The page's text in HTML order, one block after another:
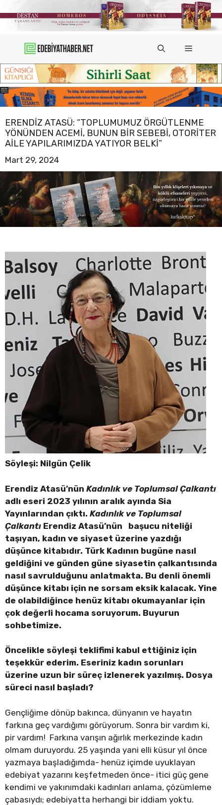
atla
Menü
ERENDIZ ATASÜ: “TOPLUMUMUZ ÖRGÜTLENME
YÖNÜNDEN ACEMI, BUNUN BIR SEBEBI, OTORITER
AILE YAPILARIMIZDA YATIYOR BELKI”
Mart 29, 2024
Söyleşi: Nilgün Çelik
Erendiz Atasü’nün Kadınlık ve Toplumsal Çalkantı
adlı eseri 2023 yılının aralık ayında Sia
Yayınlarından çıktı. Kadınlık ve Toplumsal
Çalkantı Erendiz Atasü’nün başucu niteliği
taşıyan, kadın ve siyaset üzerine yazdığı
düşünce kitabıdır. Türk Kadının bugüne nasıl
geldiğini ve günden güne siyasetin çalkantısında
nasıl savrulduğunu anlatmakta. Bu denli önemli
düşünce kitabı için ne sorsam eksik kalacak. Yine
de olabildiğince henüz kitabı okumayanlar için
çok değerli hocama soruyorum. Buyurun
sohbetimize.
Öncelikle söyleşi teklifimi kabul ettiğiniz için
teşekkür ederim. Eseriniz kadın sorunları
üzerine uzun bir süreç izlenerek yazılmış. Dosya
süreci nasıl başladı?
Gençliğime dönüp bakınca, dünyanın ve hayatın
farkına geç vardığımı görüyorum. Sonra bir vardım ki,
pir vardım! Farkına varışın ağırlık merkezinde kadın
olmam duruyordu. 25 yaşında yani elli küsur yıl önce
yazmaya başladığımda- henüz içimde uyuklayan
edebiyat yazarını keşfetmeden önce- itici güç gene
kendimi ve yakınımdaki kadınları anlama, çözümleme
çabasıydı; edebiyatta herhangi bir iddiam yoktu.